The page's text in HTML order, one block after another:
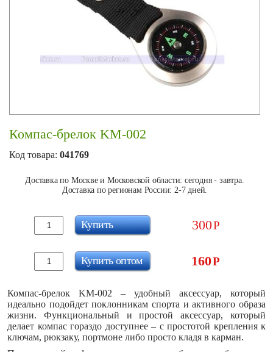
Компас-брелок KM-002
Код товара: 041769
Доставка по Москве и Московской области: сегодня - завтра.
Доставка по регионам России: 2-7 дней.
300Р
Купить
160Р
Купить оптом
Компас-брелок KM-002 – удобный аксессуар, который
идеально подойдет поклонникам спорта и активного образа
жизни. Функциональный и простой аксессуар, который
делает компас гораздо доступнее – с простотой крепления к
ключам, рюкзаку, портмоне либо просто кладя в карман.